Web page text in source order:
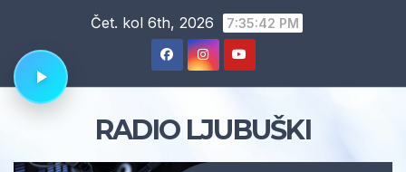
content
Čet. kol 6th, 2026 7:35:43 PM
RADIO LJUBUŠKI